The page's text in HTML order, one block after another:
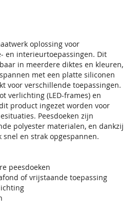
oplossing voor
en interieurtoepassingen. Dit
in meerdere diktes en kleuren,
met een platte siliconen
voor verschillende toepassingen.
verlichting (LED-frames) en
product ingezet worden voor
Peesdoeken zijn
polyester materialen, en dankzij
en strak opgespannen.
peesdoeken
of vrijstaande toepassing